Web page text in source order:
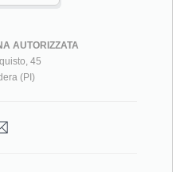
AUTORIZZATA
45
(PI)